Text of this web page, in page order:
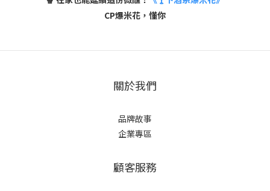
CP爆米花，懂你
關於我們
品牌故事
企業專區
顧客服務